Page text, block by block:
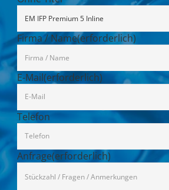
Firma / Name(erforderlich)
E-Mail(erforderlich)
Telefon
Anfrage(erforderlich)